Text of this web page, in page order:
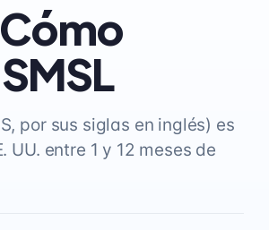
por sus siglas en inglés) es
entre 1 y 12 meses de